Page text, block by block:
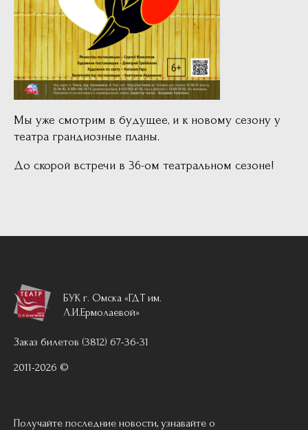
Мы уже смотрим в будущее, и к новому сезону у
театра грандиозные планы.
До скорой встречи в 36-ом театральном сезоне!
БУК г. Омска «ГДТ им.
Л.И.Ермолаевой»
Заказ билетов (3812) 67-36-31
2011-2026 ©
Получайте последние новости, узнавайте о